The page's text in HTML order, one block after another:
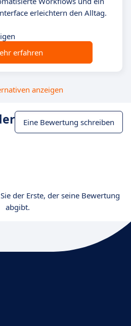
erleichtern den Alltag.
erfahren
anzeigen
Eine Bewertung schreiben
der Erste, der seine Bewertung
abgibt.